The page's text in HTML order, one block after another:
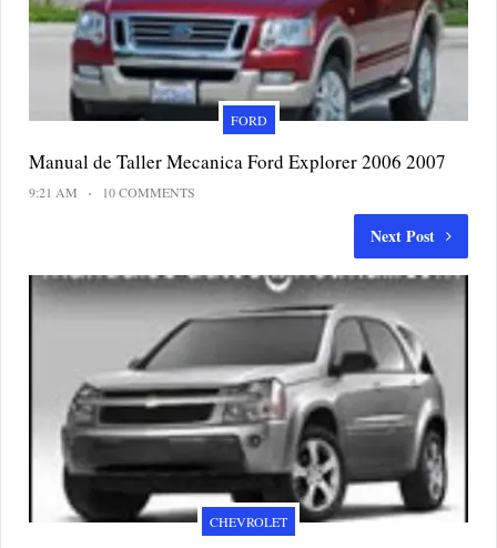
FORD
Manual de Taller Mecanica Ford Explorer 2006 2007
9:21 AM 10 COMMENTS
Next Post
CHEVROLET